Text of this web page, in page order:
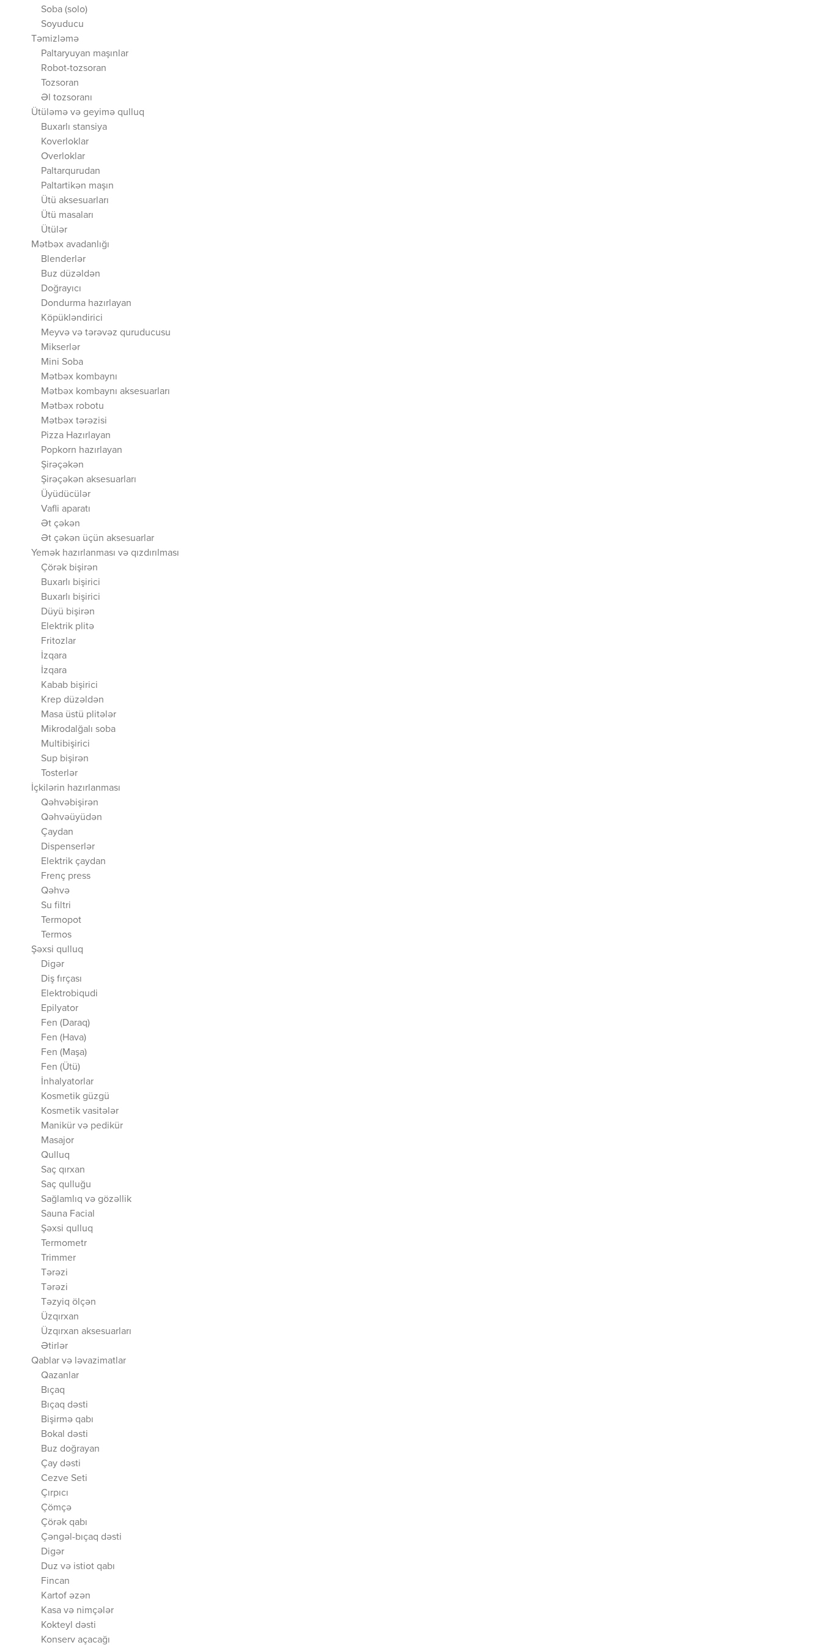
Soba (solo)
Soyuducu
Təmizləmə
Paltaryuyan maşınlar
Robot-tozsoran
Tozsoran
Əl tozsoranı
Ütüləmə və geyimə qulluq
Buxarlı stansiya
Koverloklar
Overloklar
Paltarqurudan
Paltartikən maşın
Ütü aksesuarları
Ütü masaları
Ütülər
Mətbəx avadanlığı
Blenderlər
Buz düzəldən
Doğrayıcı
Dondurma hazırlayan
Köpükləndirici
Meyvə və tərəvəz quruducusu
Mikserlər
Mini Soba
Mətbəx kombaynı
Mətbəx kombaynı aksesuarları
Mətbəx robotu
Mətbəx tərəzisi
Pizza Hazırlayan
Popkorn hazırlayan
Şirəçəkən
Şirəçəkən aksesuarları
Üyüdücülər
Vafli aparatı
Ət çəkən
Ət çəkən üçün aksesuarlar
Yemək hazırlanması və qızdırılması
Çörək bişirən
Buxarlı bişirici
Buxarlı bişirici
Düyü bişirən
Elektrik plitə
Fritozlar
İzqara
İzqara
Kabab bişirici
Krep düzəldən
Masa üstü plitələr
Mikrodalğalı soba
Multibişirici
Sup bişirən
Tosterlər
İçkilərin hazırlanması
Qəhvəbişirən
Qəhvəüyüdən
Çaydan
Dispenserlər
Elektrik çaydan
Frenç press
Qəhvə
Su filtri
Termopot
Termos
Şəxsi qulluq
Digər
Diş fırçası
Elektrobiqudi
Epilyator
Fen (Daraq)
Fen (Hava)
Fen (Maşa)
Fen (Ütü)
İnhalyatorlar
Kosmetik güzgü
Kosmetik vasitələr
Manikür və pedikür
Masajor
Qulluq
Saç qırxan
Saç qulluğu
Sağlamlıq və gözəllik
Sauna Facial
Şəxsi qulluq
Termometr
Trimmer
Tərəzi
Tərəzi
Təzyiq ölçən
Üzqırxan
Üzqırxan aksesuarları
Ətirlər
Qablar və ləvazimatlar
Qazanlar
Bıçaq
Bıçaq dəsti
Bişirmə qabı
Bokal dəsti
Buz doğrayan
Çay dəsti
Cezve Seti
Çırpıcı
Çömçə
Çörək qabı
Çəngəl-bıçaq dəsti
Digər
Duz və istiot qabı
Fincan
Kartof əzən
Kasa və nimçələr
Kokteyl dəsti
Konserv açacağı